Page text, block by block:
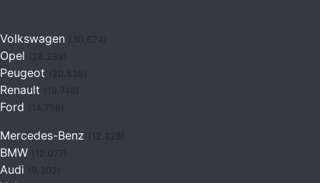
Volkswagen (30.624)
Opel
Peugeot
Renault (19.746)
Ford (14.756)
Mercedes-Benz
BMW
Audi